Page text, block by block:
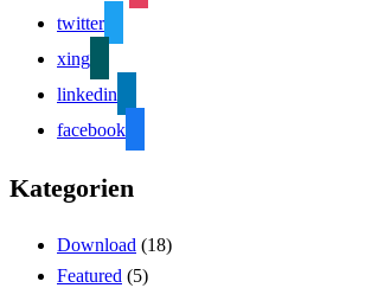
twitter
xing
linkedin
facebook
Kategorien
Download (18)
Featured (5)